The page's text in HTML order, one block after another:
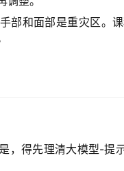
部和面部是重灾区。
，得先理清大模型-